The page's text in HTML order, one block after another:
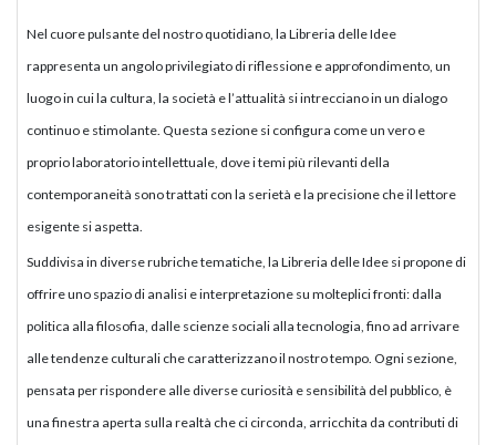
Nel cuore pulsante del nostro quotidiano, la Libreria delle Idee
rappresenta un angolo privilegiato di riflessione e approfondimento, un
luogo in cui la cultura, la società e l’attualità si intrecciano in un dialogo
continuo e stimolante. Questa sezione si configura come un vero e
proprio laboratorio intellettuale, dove i temi più rilevanti della
contemporaneità sono trattati con la serietà e la precisione che il lettore
esigente si aspetta.
Suddivisa in diverse rubriche tematiche, la Libreria delle Idee si propone di
offrire uno spazio di analisi e interpretazione su molteplici fronti: dalla
politica alla filosofia, dalle scienze sociali alla tecnologia, fino ad arrivare
alle tendenze culturali che caratterizzano il nostro tempo. Ogni sezione,
pensata per rispondere alle diverse curiosità e sensibilità del pubblico, è
una finestra aperta sulla realtà che ci circonda, arricchita da contributi di